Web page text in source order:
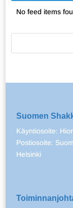
No feed items
Suomen
Käyntiosoite:
Postiosoite:
Helsinki